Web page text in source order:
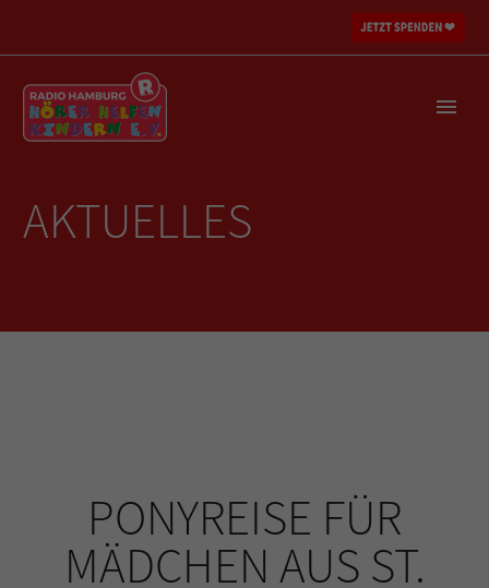
AKTUELLES
PONYREISE FÜR
MÄDCHEN AUS ST.